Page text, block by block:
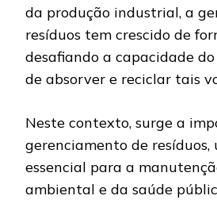
da produção industrial, a
resíduos tem crescido de
desafiando a capacidade
de absorver e reciclar tais
Neste contexto, surge a
gerenciamento de resíduos,
essencial para a
ambiental e da saúde